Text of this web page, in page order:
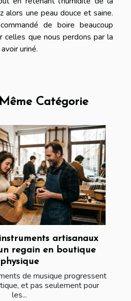
alors une peau douce et saine.
de boire beaucoup
celles que nous perdons par la
uriné.
Catégorie
artisanaux
regain en boutique
physique
de musique progressent
et pas seulement pour
les...